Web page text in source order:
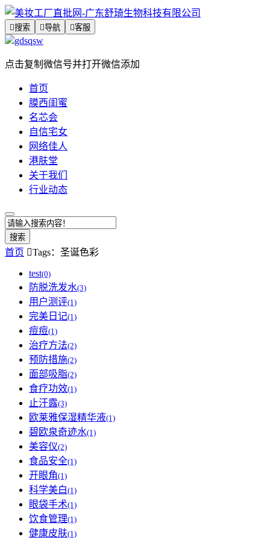
搜索 导航 客服
gdsqsw
点击复制微信号并打开微信添加
首页
膜西闺蜜
名芯会
自信宅女
网络佳人
港肤堂
关于我们
行业动态
搜索
首页 Tags：圣诞色彩
test(0)
防脱洗发水(3)
用户测评(1)
完美日记(1)
痘痘(1)
治疗方法(2)
预防措施(2)
面部吸脂(2)
食疗功效(1)
止汗露(3)
欧莱雅保湿精华液(1)
碧欧泉奇迹水(1)
美容仪(2)
食品安全(1)
开眼角(1)
科学美白(1)
眼袋手术(1)
饮食管理(1)
健康皮肤(1)